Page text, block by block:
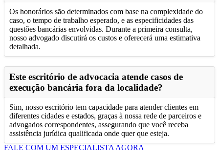
Os honorários são determinados com base na complexidade do
caso, o tempo de trabalho esperado, e as especificidades das
questões bancárias envolvidas. Durante a primeira consulta,
nosso advogado discutirá os custos e oferecerá uma estimativa
detalhada.
Este escritório de advocacia atende casos de
execução bancária fora da localidade?
Sim, nosso escritório tem capacidade para atender clientes em
diferentes cidades e estados, graças à nossa rede de parceiros e
advogados correspondentes, assegurando que você receba
assistência jurídica qualificada onde quer que esteja.
FALE COM UM ESPECIALISTA AGORA